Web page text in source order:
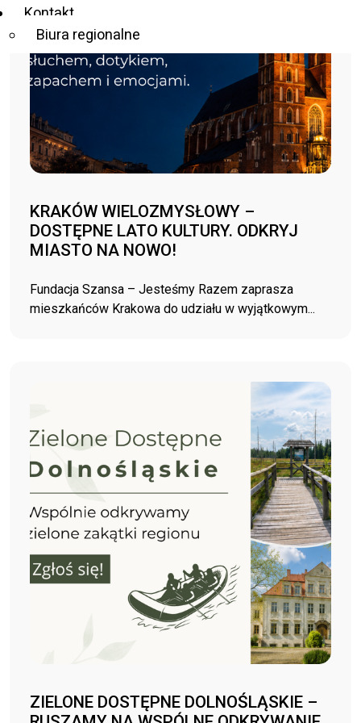
Kontakt
Biura regionalne
KRAKÓW WIELOZMYSŁOWY –
DOSTĘPNE LATO KULTURY. ODKRYJ
MIASTO NA NOWO!
Fundacja Szansa – Jesteśmy Razem zaprasza
mieszkańców Krakowa do udziału w wyjątkowym...
ZIELONE DOSTĘPNE DOLNOŚLĄSKIE –